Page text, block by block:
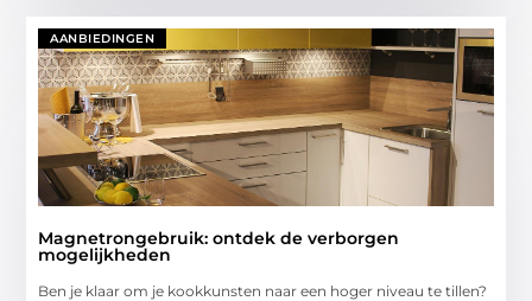
AANBIEDINGEN
Magnetrongebruik: ontdek de verborgen
mogelijkheden
Ben je klaar om je kookkunsten naar een hoger niveau te tillen?